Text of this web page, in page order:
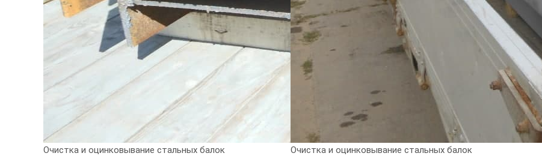
Очистка и оцинковывание стальных балок Очистка и оцинковывание стальных балок